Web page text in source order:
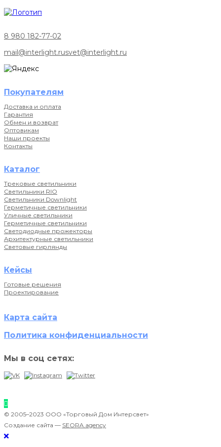
8 980 182-77-02
mail@interlight.rusvet@interlight.ru
Покупателям
Доставка и оплата
Гарантия
Обмен и возврат
Оптовикам
Наши проекты
Контакты
Каталог
Трековые светильники
Светильники RIO
Светильники Downlight
Герметичные светильники
Уличные светильники
Герметичные светильники
Светодиодные прожекторы
Архитектурные светильники
Световые гирлянды
Кейсы
Готовые решения
Проектирование
Карта сайта
Политика конфиденциальности
Мы в соц сетях:
© 2005–2023 ООО «Торговый Дом Интерсвет»
Создание сайта — SEORA.agency